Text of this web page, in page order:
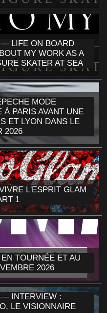
LIFE ON BOARD
MY WORK AS A
SKATER AT SEA
MODE
À PARIS AVANT UNE
ET LYON DANS LE
2026
L'ESPRIT GLAM
1
TOURNÉE ET AU
2026
— INTERVIEW :
LE VISIONNAIRE